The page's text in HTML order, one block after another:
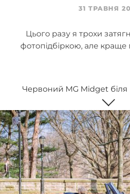
31 ТРАВНЯ
Цього разу я трохи
фотопідбіркою, але краще
Червоний MG Midget